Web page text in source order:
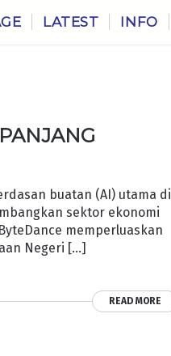
LATEST INFO
buatan (AI) utama di
sektor ekonomi
memperluaskan
Negeri […]
READ MORE